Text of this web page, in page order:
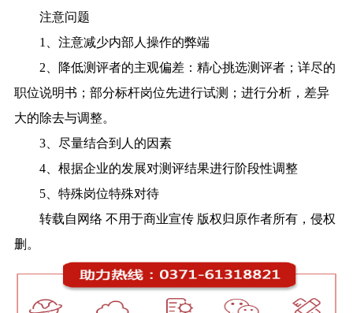
注意问题
1、注意减少内部人操作的弊端
2、降低测评者的主观偏差：精心挑选测评者；详尽的
职位说明书；部分标杆岗位先进行试测；进行分析，差异
大的除去与调整。
3、尽量结合到人的因素
4、根据企业的发展对测评结果进行阶段性调整
5、特殊岗位特殊对待
转载自网络 不用于商业宣传 版权归原作者所有，侵权
删。